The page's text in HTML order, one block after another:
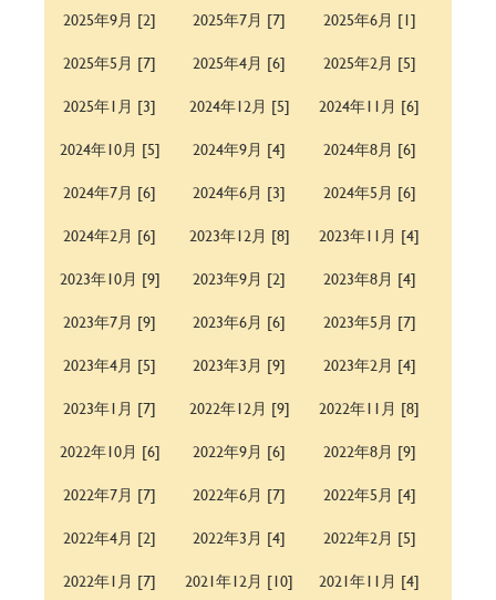
2025年9月 [2]
2025年7月 [7]
2025年6月 [1]
2025年5月 [7]
2025年4月 [6]
2025年2月 [5]
2025年1月 [3]
2024年12月 [5]
2024年11月 [6]
2024年10月 [5]
2024年9月 [4]
2024年8月 [6]
2024年7月 [6]
2024年6月 [3]
2024年5月 [6]
2024年2月 [6]
2023年12月 [8]
2023年11月 [4]
2023年10月 [9]
2023年9月 [2]
2023年8月 [4]
2023年7月 [9]
2023年6月 [6]
2023年5月 [7]
2023年4月 [5]
2023年3月 [9]
2023年2月 [4]
2023年1月 [7]
2022年12月 [9]
2022年11月 [8]
2022年10月 [6]
2022年9月 [6]
2022年8月 [9]
2022年7月 [7]
2022年6月 [7]
2022年5月 [4]
2022年4月 [2]
2022年3月 [4]
2022年2月 [5]
2022年1月 [7]
2021年12月 [10]
2021年11月 [4]